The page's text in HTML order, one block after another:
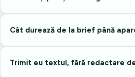
Cât durează de la brief până
Trimit eu textul, fără redactare